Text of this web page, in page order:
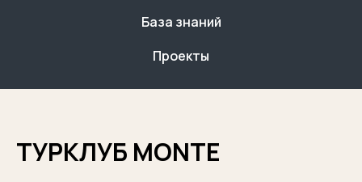
База знаний
Проекты
ТУРКЛУБ MONTE